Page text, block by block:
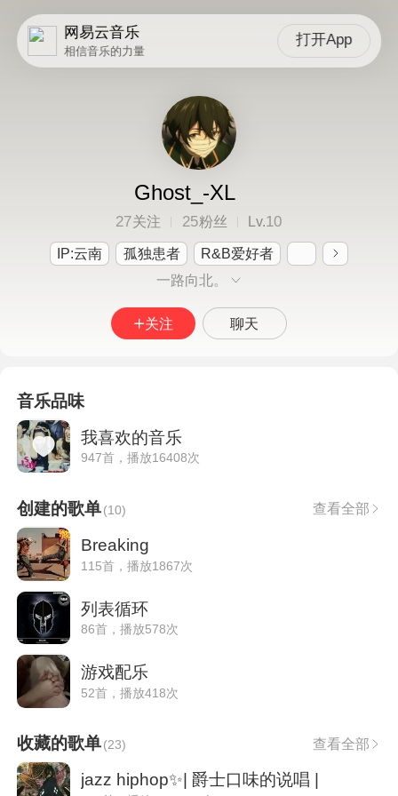
网易云音乐
相信音乐的力量
打开App
Ghost_-XL
27关注 25粉丝 Lv.10
IP:云南 孤独患者
R&B爱好者
一路向北。
关注 聊天
音乐品味
我喜欢的音乐
947首，播放16408次
创建的歌单(10) 查看全部
Breaking
115首，播放1867次
列表循环
86首，播放578次
游戏配乐
52首，播放418次
收藏的歌单(23) 查看全部
jazz hiphop✨| 爵士口味的说唱 |